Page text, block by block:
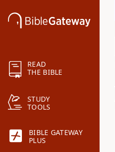
READ
THE BIBLE
STUDY
TOOLS
BIBLE GATEWAY
PLUS